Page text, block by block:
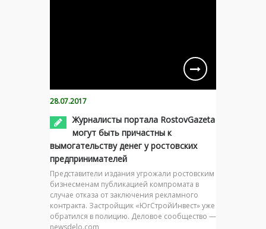
28.07.2017
Журналисты портала RostovGazeta
могут быть причастны к
вымогательству денег у ростовских
предпринимателей
Представители издания угрожали ростовским
бизнесменам публикацией компромата в
случае отказа от заключения рекламного
контракта. Застройщик «ЮгСтройИнвест» уже
обратился в полицию. Деловое сообщество —